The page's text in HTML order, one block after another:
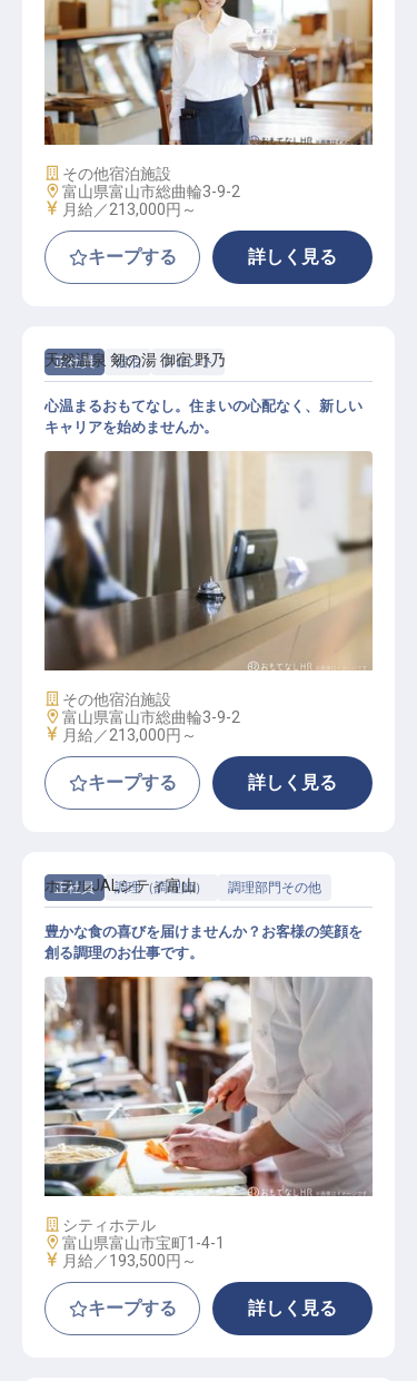
レストランサービス
施設業態
その他宿泊施設
勤務地
富山県富山市総曲輪3-9-2
給与
月給／213,000円～
キープする 詳しく見る
正社員 宿泊 フロント
フロント
天然温泉 剱の湯 御宿 野乃
心温まるおもてなし。住まいの心配なく、新しい
キャリアを始めませんか。
施設業態
その他宿泊施設
勤務地
富山県富山市総曲輪3-9-2
給与
月給／213,000円～
キープする 詳しく見る
正社員 調理（調理師） 調理部門その他
【正社員】調理スタッフ
ホテルJALシティ富山
豊かな食の喜びを届けませんか？お客様の笑顔を
創る調理のお仕事です。
施設業態
シティホテル
勤務地
富山県富山市宝町1-4-1
給与
月給／193,500円～
キープする 詳しく見る